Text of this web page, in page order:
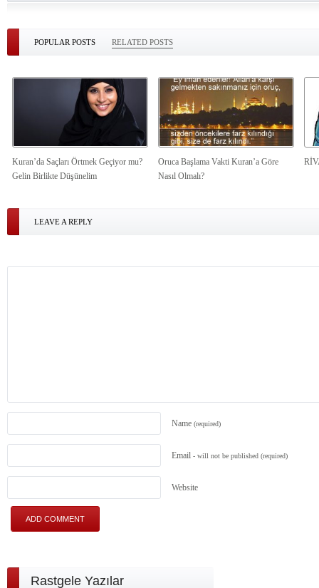
POPULAR POSTS RELATED POSTS
Kuran’da Saçları Örtmek Geçiyor mu?
Gelin Birlikte Düşünelim
Oruca Başlama Vakti Kuran’a Göre
Nasıl Olmalı?
LEAVE A REPLY
Name (required)
Email - will not be published (required)
Website
Rastgele Yazılar